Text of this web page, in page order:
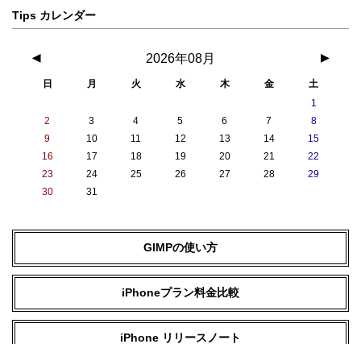
Tips カレンダー
2026年08月
◀ ▶
日 月 火 水 木 金
土
1
2
3 4 5 6 7
8
9
10 11 12 13 14
15
16
17 18 19 20 21
22
23
24 25 26 27 28
29
30
31
GIMPの使い方
iPhoneプラン料金比較
iPhone リリースノート